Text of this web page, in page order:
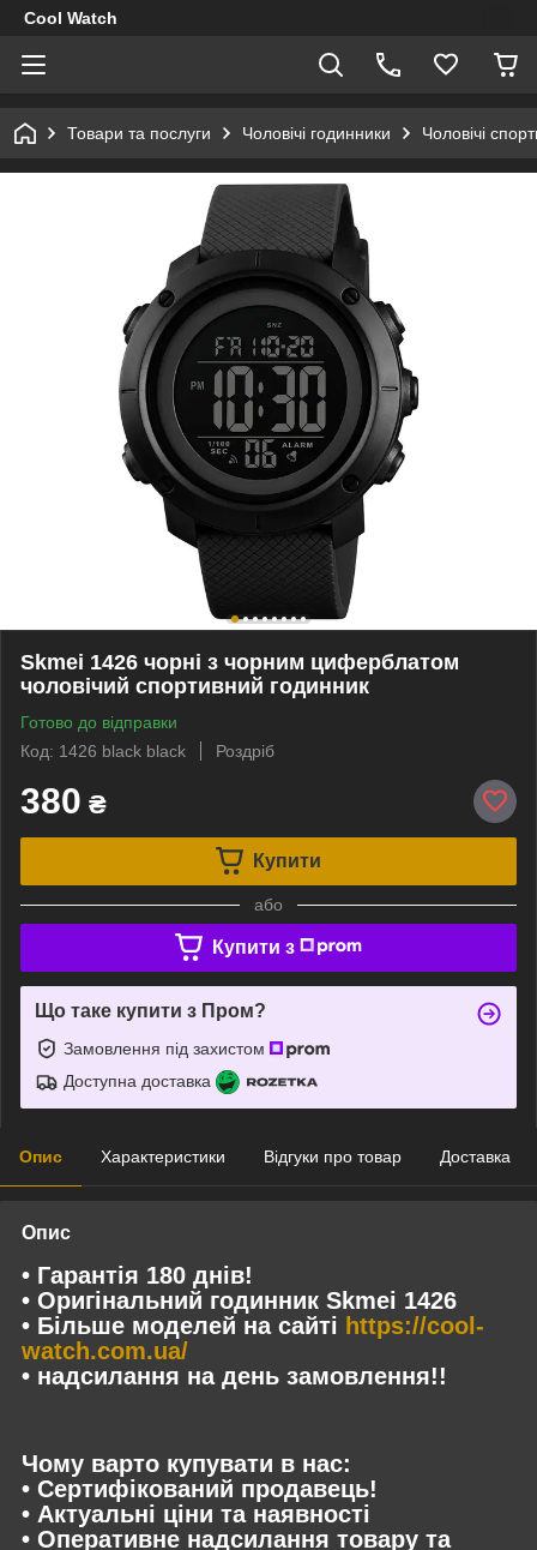
Cool Watch
Товари та послуги Чоловічі годинники Чоловічі
Skmei 1426 чорні з чорним циферблатом
чоловічий спортивний годинник
Готово до відправки
Код: 1426 black black
Роздріб
380 ₴
Купити
або
Купити з
Що таке купити з Пром?
Замовлення під захистом
Доступна доставка
Опис Характеристики Відгуки про товар Доставка
Опис
• Гарантія 180 днів!
• Оригінальний годинник Skmei 1426
• Більше моделей на сайті https://cool-
watch.com.ua/
• надсилання на день замовлення!!
Чому варто купувати в нас:
• Сертифікований продавець!
• Актуальні ціни та наявності
• Оперативне надсилання товару та